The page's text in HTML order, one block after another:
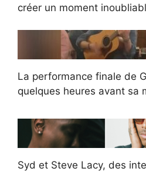
créer un moment
La performance finale de
quelques heures avant sa
Syd et Steve Lacy, des